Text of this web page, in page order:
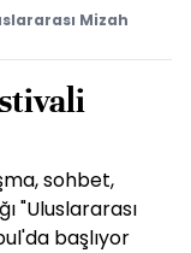
Mizah
sohbet,
"Uluslararası
başlıyor